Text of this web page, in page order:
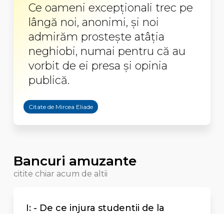
Ce oameni excepționali trec pe
lângă noi, anonimi, și noi
admirăm prostește atâția
neghiobi, numai pentru că au
vorbit de ei presa și opinia
publică.
Citate de Mircea Eliade
Bancuri amuzante
citite chiar acum de altii
I: - De ce injura studentii de la